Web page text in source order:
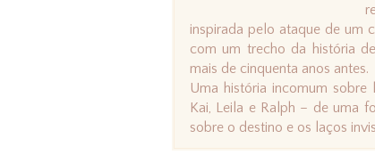
inspirada pelo ataque de um
com um trecho da história
mais de cinquenta anos antes.
Uma história incomum
Kai, Leila e Ralph – de uma
sobre o destino e os laços